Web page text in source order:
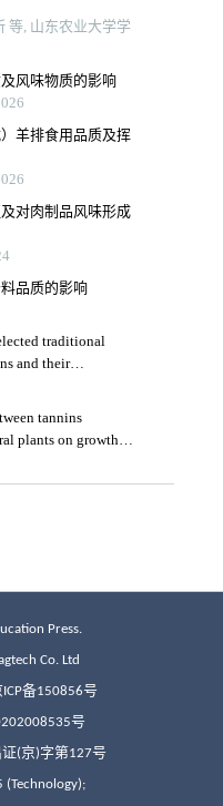
Press.
Co. Ltd
ICP备150856号
号
(京)字第127号
(Technology);